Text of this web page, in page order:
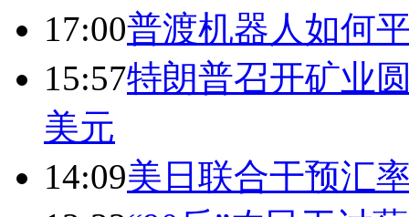
17:00普渡机器人如何
15:57特朗普召开矿业
美元
14:09美日联合干预汇